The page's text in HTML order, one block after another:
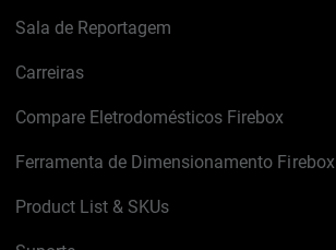
Sala de Reportagem
Carreiras
Compare Eletrodomésticos Firebox
Ferramenta de Dimensionamento Firebox
Product List & SKUs